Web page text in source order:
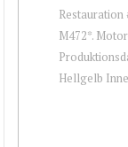
Restauration
M472*.
Hellgelb